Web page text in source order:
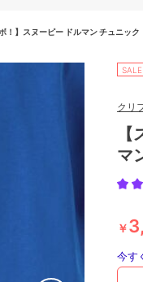
！】スヌーピー ドルマン チュニック
SALE
クリ
マ
￥
今す